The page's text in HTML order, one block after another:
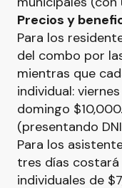
Precios y
Para los
del combo por
mientras que
individual:
domingo
(presentando
Para los
tres días
individuales de